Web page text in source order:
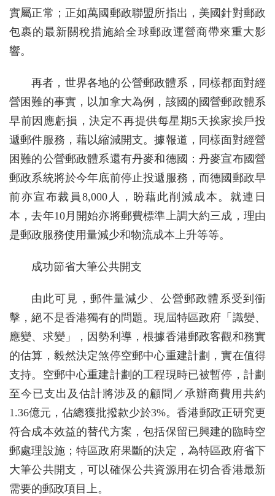
實屬正常；正如萬國郵政聯盟所指出，美國針對郵政
包裹的最新關稅措施給全球郵政運營商帶來重大影
響。
再者，世界各地的公營郵政體系，同樣都面對經
營困難的事實，以加拿大為例，該國的國營郵政體系
早前因應虧損，決定不再提供每星期5天挨家挨戶投
遞郵件服務，藉以縮減開支。據報道，同樣面對經營
困難的公營郵政體系還有丹麥和德國：丹麥宣布國營
郵政系統將於今年底前停止投遞服務，而德國郵政早
前亦宣布裁員8,000人，盼藉此削減成本。就連日
本，去年10月開始亦將郵費標準上調大約三成，理由
是郵政服務使用量減少和物流成本上升等等。
成功節省大筆公共開支
由此可見，郵件量減少、公營郵政體系受到衝
擊，絕不是香港獨有的問題。現屆特區政府「識變、
應變、求變」，因勢利導，根據香港郵政客觀和務實
的估算，毅然決定煞停空郵中心重建計劃，實在值得
支持。空郵中心重建計劃的工程現時已被暫停，計劃
至今已支出及估計將涉及的顧問／承辦商費用共約
1.36億元，佔總獲批撥款少於3%。香港郵政正研究更
符合成本效益的替代方案，包括保留已興建的臨時空
郵處理設施；特區政府果斷的決定，為特區政府省下
大筆公共開支，可以確保公共資源用在切合香港最新
需要的郵政項目上。